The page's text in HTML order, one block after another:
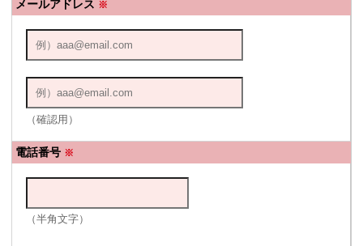
メールアドレス ※
（確認用）
電話番号 ※
（半角文字）